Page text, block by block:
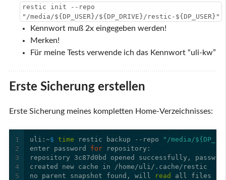
restic init --repo
"/media/${DP_USER}/${DP_DRIVE}/restic-${DP_USER}"
Kennwort muß 2x eingegeben werden!
Merken!
Für meine Tests verwende ich das Kennwort “uli-kw”
Erste Sicherung erstellen
Erste Sicherung meines kompletten Home-Verzeichnisses:
1
2
3
4
5
uli:~$ time restic backup --repo
"/media/
enter password for
no parent snapshot found, will
read